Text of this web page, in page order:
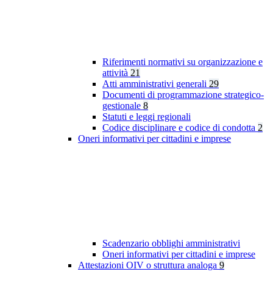
Riferimenti normativi su organizzazione e
attività 21
Atti amministrativi generali 29
Documenti di programmazione strategico-
gestionale 8
Statuti e leggi regionali
Codice disciplinare e codice di condotta 2
Oneri informativi per cittadini e imprese
Scadenzario obblighi amministrativi
Oneri informativi per cittadini e imprese
Attestazioni OIV o struttura analoga 9